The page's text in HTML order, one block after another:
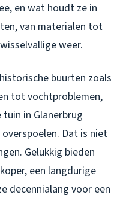
en wat houdt ze in
van materialen tot
weer.
buurten zoals
tot vochtproblemen,
in Glanerbrug
Dat is niet
Gelukkig bieden
een langdurige
decennialang voor een